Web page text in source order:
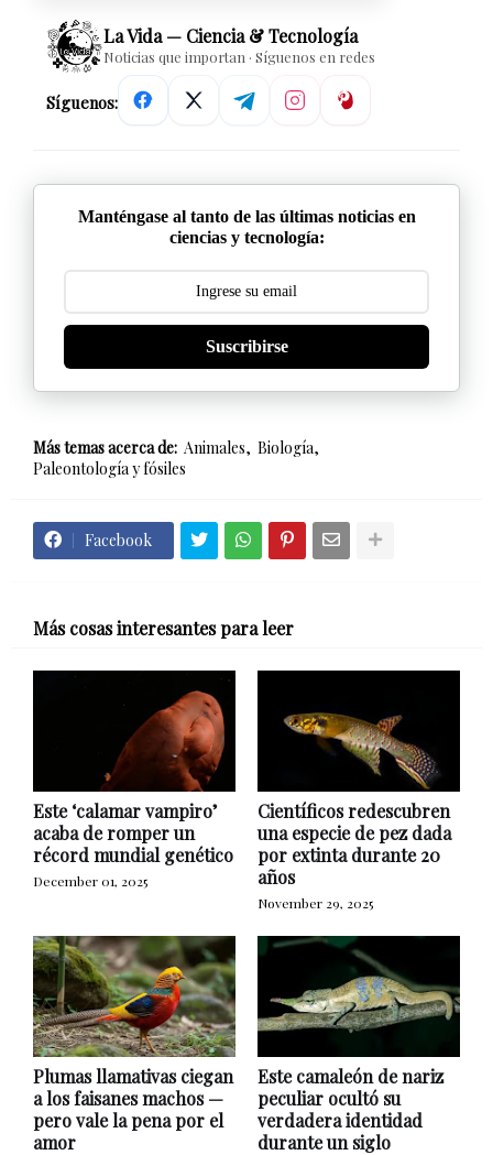
La Vida — Ciencia & Tecnología
Noticias que importan · Síguenos en redes
Síguenos:
Manténgase al tanto de las últimas noticias en
ciencias y tecnología:
Suscribirse
Más temas acerca de: Animales
Biología
Paleontología y fósiles
Facebook
Más cosas interesantes para leer
Este ‘calamar vampiro’
acaba de romper un
récord mundial genético
December 01, 2025
Científicos redescubren
una especie de pez dada
por extinta durante 20
años
November 29, 2025
Plumas llamativas ciegan
a los faisanes machos —
pero vale la pena por el
amor
Este camaleón de nariz
peculiar ocultó su
verdadera identidad
durante un siglo